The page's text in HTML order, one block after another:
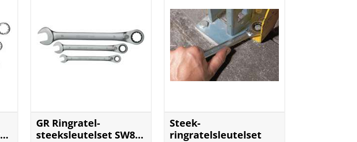
GR Ringratel-
steeksleutelset SW8
Steek-
ringratelsleutelset